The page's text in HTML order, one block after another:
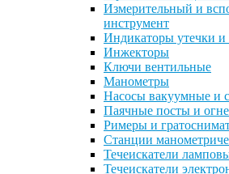
Измерительный и
инструмент
Индикаторы утечки
Инжекторы
Ключи вентильные
Манометры
Насосы вакуумные и
Паячные посты и
Римеры и
Станции
Течеискатели
Течеискатели